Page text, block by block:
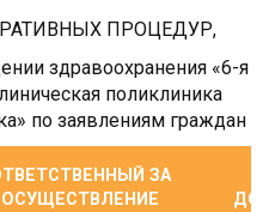
ПРОЦЕДУР,
здравоохранения «6-я
поликлиника
по заявлениям граждан
ЗА
ОСУЩЕСТВЛЕНИЕ